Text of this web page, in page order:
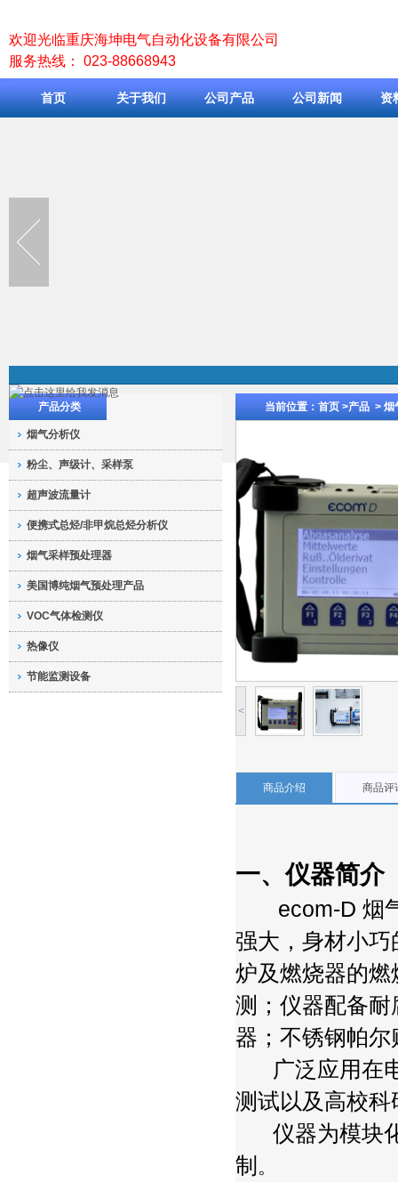
欢迎光临重庆海坤电气自动化设备有限公司
服务热线： 023-88668943
首页 关于我们 公司产品 公司新闻 资
当前位置： 首页 >产品 > 烟
<
商品介绍 商品评
一、仪器简介
ecom-D 烟
强大，身材小
炉及燃烧器的
测；仪器配备
器；不锈钢帕
广泛应用在电
测试以及高校
仪器为模块化
制 。
产品分类
烟气分析仪
粉尘、声级计、采样泵
超声波流量计
便携式总烃/非甲烷总烃分析仪
烟气采样预处理器
美国博纯烟气预处理产品
VOC气体检测仪
热像仪
节能监测设备